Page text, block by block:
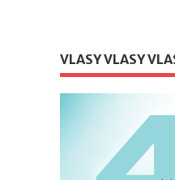
VLASY VLASY